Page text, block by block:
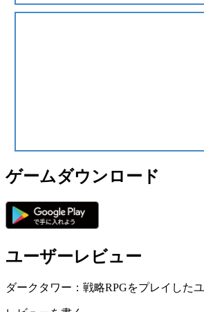
ゲームダウンロード
ユーザーレビュー
ダークタワー：戦略RPGをプレイした